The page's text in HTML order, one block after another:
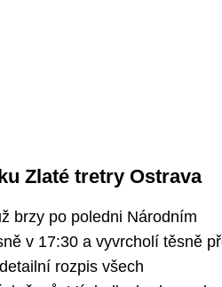
Zlaté tretry Ostrava
brzy po poledni Národním
v 17:30 a vyvrcholí těsně
rozpis všech